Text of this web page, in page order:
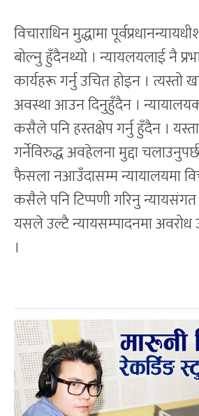
विचाराधिन मुद्धामा
बोल्नु हुँदैनथ्यो । न्यायलयलाई नै
कार्यहरू गर्नु उचित होइन । त्यस्तो
अवस्था आउन दिनुहुँदैन ।
कसैले पनि हस्तक्षेप गर्नु हुँदैन ।
गर्नेविरुद्ध अवहेलना मुद्दा
फैसला नआउँदासम्म न्यायालयमा
कसैले पनि टिप्पणी गरिनु
यसले उल्टै न्यायसम्पादनमा अवरोध
।